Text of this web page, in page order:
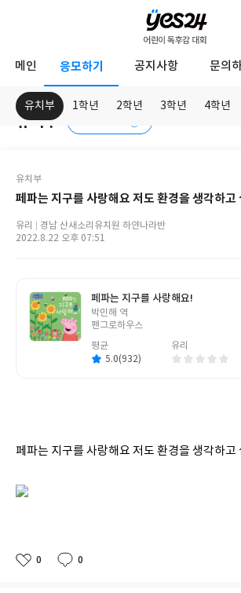
YES24
린
감
메인 응모하기
유치부 1학년 2학년 3학년 4학년
공지사항 문의
응
기
유치부
응
모
학
유치부
페파는 지구를 사랑해요 저도 환경을 생각하고
닉
네
유리
학
경남 산새소리유치원 하얀나라반
작
2022.8.22 오후 07:51
페파는 지구를 사랑해요!
글
쓴
박민해 역
펜그로하우스
평균
5.0(932)
유리
페파는 지구를 사랑해요 저도 환경을 생각하고
좋
0
댓
0
작